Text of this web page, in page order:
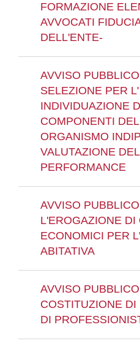
FORMAZIONE
AVVOCATI
DELL'ENTE-
AVVISO
SELEZIONE PER L'
INDIVIDUAZIONE
COMPONENTI
ORGANISMO
VALUTAZIONE
PERFORMANCE
AVVISO
L'EROGAZIONE DI
ECONOMICI PER
ABITATIVA
AVVISO
COSTITUZIONE DI
DI